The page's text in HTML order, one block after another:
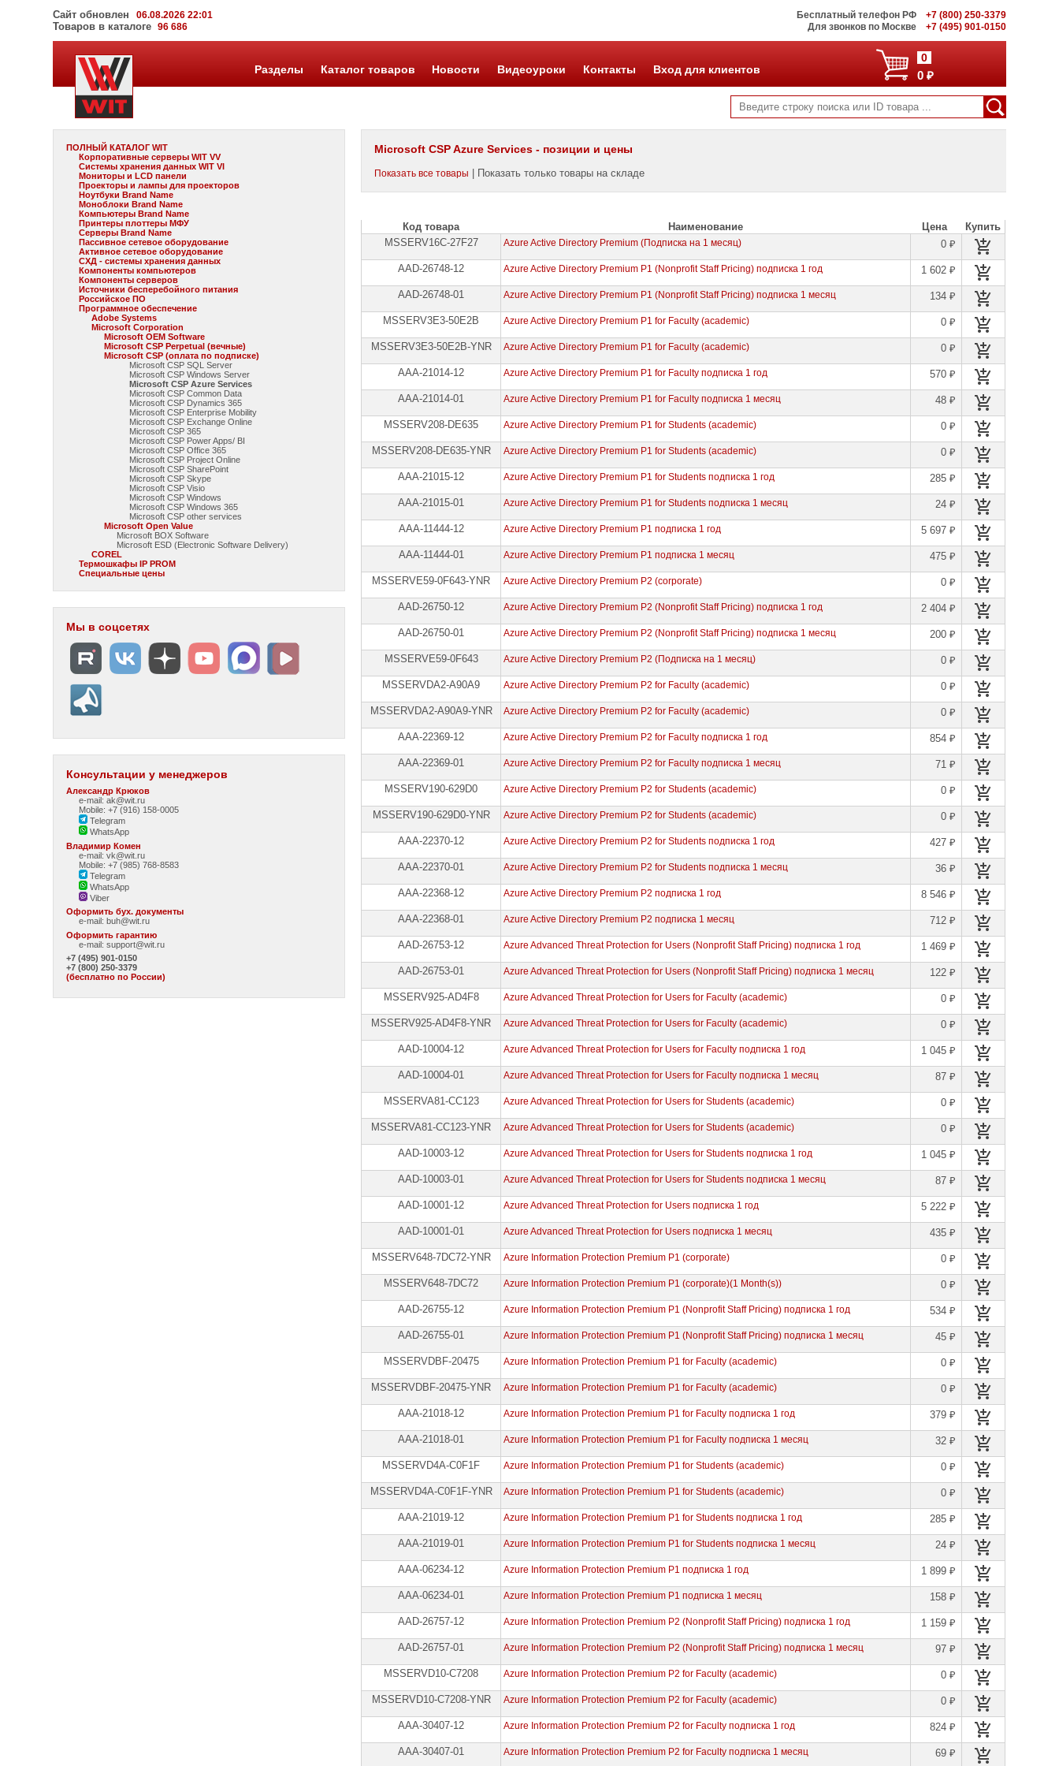
Сайт обновлен 06.08.2026 22:01
Товаров в каталоге96 686
Бесплатный телефон РФ
+7 (800) 250-3379
Для звонков по Москве
+7 (495) 901-0150
0
0 ₽
Разделы Каталог товаров Новости Видеоуроки Контакты Вход для клиентов
ПОЛНЫЙ КАТАЛОГ WIT
Корпоративные серверы WIT VV
Системы хранения данных WIT VI
Мониторы и LCD панели
Проекторы и лампы для проекторов
Ноутбуки Brand Name
Моноблоки Brand Name
Компьютеры Brand Name
Принтеры плоттеры МФУ
Серверы Brand Name
Пассивное сетевое оборудование
Активное сетевое оборудование
СХД - системы хранения данных
Компоненты компьютеров
Компоненты серверов
Источники бесперебойного питания
Российское ПО
Программное обеспечение
Adobe Systems
Microsoft Corporation
Microsoft OEM Software
Microsoft CSP Perpetual (вечные)
Microsoft CSP (оплата по подписке)
Microsoft CSP SQL Server
Microsoft CSP Windows Server
Microsoft CSP Azure Services
Microsoft CSP Common Data
Microsoft CSP Dynamics 365
Microsoft CSP Enterprise Mobility
Microsoft CSP Exchange Online
Microsoft CSP 365
Microsoft CSP Power Apps/ BI
Microsoft CSP Office 365
Microsoft CSP Project Online
Microsoft CSP SharePoint
Microsoft CSP Skype
Microsoft CSP Visio
Microsoft CSP Windows
Microsoft CSP Windows 365
Microsoft CSP other services
Microsoft Open Value
Microsoft BOX Software
Microsoft ESD (Electronic Software Delivery)
COREL
Термошкафы IP PROM
Специальные цены
Мы в соцсетях
Консультации у менеджеров
Александр Крюков
e-mail: ak@wit.ru
Mobile: +7 (916) 158-0005
Telegram
WhatsApp
Владимир Комен
e-mail: vk@wit.ru
Mobile: +7 (985) 768-8583
Telegram
WhatsApp
Viber
Оформить бух. документы
e-mail:buh@wit.ru
Оформить гарантию
e-mail:support@wit.ru
+7 (495) 901-0150
+7 (800) 250-3379
(бесплатно по России)
Microsoft CSP Azure Services - позиции и цены
Показать все товары | Показать только товары на складе
Код товара Наименование Цена
Купить
MSSERV16C-27F27
Azure Active Directory Premium (Подписка на 1 месяц) 0 ₽
AAD-26748-12 Azure Active Directory Premium P1 (Nonprofit Staff Pricing) подписка 1 год 1 602 ₽
AAD-26748-01 Azure Active Directory Premium P1 (Nonprofit Staff Pricing) подписка 1 месяц 134 ₽
MSSERV3E3-50E2B Azure Active Directory Premium P1 for Faculty (academic) 0 ₽
MSSERV3E3-50E2B-YNR Azure Active Directory Premium P1 for Faculty (academic) 0 ₽
AAA-21014-12 Azure Active Directory Premium P1 for Faculty подписка 1 год 570 ₽
AAA-21014-01 Azure Active Directory Premium P1 for Faculty подписка 1 месяц 48 ₽
MSSERV208-DE635 Azure Active Directory Premium P1 for Students (academic) 0 ₽
MSSERV208-DE635-YNR Azure Active Directory Premium P1 for Students (academic) 0 ₽
AAA-21015-12 Azure Active Directory Premium P1 for Students подписка 1 год 285 ₽
AAA-21015-01 Azure Active Directory Premium P1 for Students подписка 1 месяц 24 ₽
AAA-11444-12 Azure Active Directory Premium P1 подписка 1 год 5 697 ₽
AAA-11444-01 Azure Active Directory Premium P1 подписка 1 месяц 475 ₽
MSSERVE59-0F643-YNR Azure Active Directory Premium P2 (corporate) 0 ₽
AAD-26750-12 Azure Active Directory Premium P2 (Nonprofit Staff Pricing) подписка 1 год 2 404 ₽
AAD-26750-01 Azure Active Directory Premium P2 (Nonprofit Staff Pricing) подписка 1 месяц 200 ₽
MSSERVE59-0F643 Azure Active Directory Premium P2 (Подписка на 1 месяц) 0 ₽
MSSERVDA2-A90A9 Azure Active Directory Premium P2 for Faculty (academic) 0 ₽
MSSERVDA2-A90A9-YNR Azure Active Directory Premium P2 for Faculty (academic) 0 ₽
AAA-22369-12 Azure Active Directory Premium P2 for Faculty подписка 1 год 854 ₽
AAA-22369-01 Azure Active Directory Premium P2 for Faculty подписка 1 месяц 71 ₽
MSSERV190-629D0 Azure Active Directory Premium P2 for Students (academic) 0 ₽
MSSERV190-629D0-YNR Azure Active Directory Premium P2 for Students (academic) 0 ₽
AAA-22370-12 Azure Active Directory Premium P2 for Students подписка 1 год 427 ₽
AAA-22370-01 Azure Active Directory Premium P2 for Students подписка 1 месяц 36 ₽
AAA-22368-12 Azure Active Directory Premium P2 подписка 1 год 8 546 ₽
AAA-22368-01 Azure Active Directory Premium P2 подписка 1 месяц 712 ₽
AAD-26753-12 Azure Advanced Threat Protection for Users (Nonprofit Staff Pricing) подписка 1 год 1 469 ₽
AAD-26753-01 Azure Advanced Threat Protection for Users (Nonprofit Staff Pricing) подписка 1 месяц 122 ₽
MSSERV925-AD4F8 Azure Advanced Threat Protection for Users for Faculty (academic) 0 ₽
MSSERV925-AD4F8-YNR Azure Advanced Threat Protection for Users for Faculty (academic) 0 ₽
AAD-10004-12 Azure Advanced Threat Protection for Users for Faculty подписка 1 год 1 045 ₽
AAD-10004-01 Azure Advanced Threat Protection for Users for Faculty подписка 1 месяц 87 ₽
MSSERVA81-CC123 Azure Advanced Threat Protection for Users for Students (academic) 0 ₽
MSSERVA81-CC123-YNR Azure Advanced Threat Protection for Users for Students (academic) 0 ₽
AAD-10003-12 Azure Advanced Threat Protection for Users for Students подписка 1 год 1 045 ₽
AAD-10003-01 Azure Advanced Threat Protection for Users for Students подписка 1 месяц 87 ₽
AAD-10001-12 Azure Advanced Threat Protection for Users подписка 1 год 5 222 ₽
AAD-10001-01 Azure Advanced Threat Protection for Users подписка 1 месяц 435 ₽
MSSERV648-7DC72-YNR Azure Information Protection Premium P1 (corporate) 0 ₽
MSSERV648-7DC72 Azure Information Protection Premium P1 (corporate)(1 Month(s)) 0 ₽
AAD-26755-12 Azure Information Protection Premium P1 (Nonprofit Staff Pricing) подписка 1 год 534 ₽
AAD-26755-01 Azure Information Protection Premium P1 (Nonprofit Staff Pricing) подписка 1 месяц 45 ₽
MSSERVDBF-20475 Azure Information Protection Premium P1 for Faculty (academic) 0 ₽
MSSERVDBF-20475-YNR Azure Information Protection Premium P1 for Faculty (academic) 0 ₽
AAA-21018-12 Azure Information Protection Premium P1 for Faculty подписка 1 год 379 ₽
AAA-21018-01 Azure Information Protection Premium P1 for Faculty подписка 1 месяц 32 ₽
MSSERVD4A-C0F1F Azure Information Protection Premium P1 for Students (academic) 0 ₽
MSSERVD4A-C0F1F-YNR Azure Information Protection Premium P1 for Students (academic) 0 ₽
AAA-21019-12 Azure Information Protection Premium P1 for Students подписка 1 год 285 ₽
AAA-21019-01 Azure Information Protection Premium P1 for Students подписка 1 месяц 24 ₽
AAA-06234-12 Azure Information Protection Premium P1 подписка 1 год 1 899 ₽
AAA-06234-01 Azure Information Protection Premium P1 подписка 1 месяц 158 ₽
AAD-26757-12 Azure Information Protection Premium P2 (Nonprofit Staff Pricing) подписка 1 год 1 159 ₽
AAD-26757-01 Azure Information Protection Premium P2 (Nonprofit Staff Pricing) подписка 1 месяц 97 ₽
MSSERVD10-C7208 Azure Information Protection Premium P2 for Faculty (academic) 0 ₽
MSSERVD10-C7208-YNR Azure Information Protection Premium P2 for Faculty (academic) 0 ₽
AAA-30407-12 Azure Information Protection Premium P2 for Faculty подписка 1 год 824 ₽
AAA-30407-01 Azure Information Protection Premium P2 for Faculty подписка 1 месяц 69 ₽